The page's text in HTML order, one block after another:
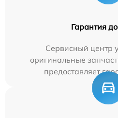
Гарантия
Сервисный центр
оригинальные
предоставляет